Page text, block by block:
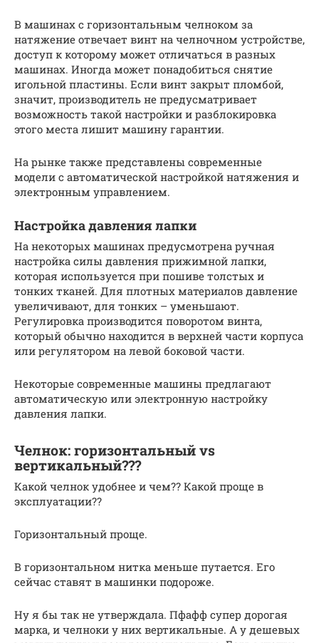
В машинах с горизонтальным челноком за
натяжение отвечает винт на челночном устройстве,
доступ к которому может отличаться в разных
машинах. Иногда может понадобиться снятие
игольной пластины. Если винт закрыт пломбой,
значит, производитель не предусматривает
возможность такой настройки и разблокировка
этого места лишит машину гарантии.
На рынке также представлены современные
модели с автоматической настройкой натяжения и
электронным управлением.
Настройка давления лапки
На некоторых машинах предусмотрена ручная
настройка силы давления прижимной лапки,
которая используется при пошиве толстых и
тонких тканей. Для плотных материалов давление
увеличивают, для тонких – уменьшают.
Регулировка производится поворотом винта,
который обычно находится в верхней части корпуса
или регулятором на левой боковой части.
Некоторые современные машины предлагают
автоматическую или электронную настройку
давления лапки.
Челнок: горизонтальный vs
вертикальный???
Какой челнок удобнее и чем?? Какой проще в
эксплуатации??
Горизонтальный проще.
В горизонтальном нитка меньше путается. Его
сейчас ставят в машинки подороже.
Ну я бы так не утверждала. Пфафф супер дорогая
марка, и челноки у них вертикальные. А у дешевых